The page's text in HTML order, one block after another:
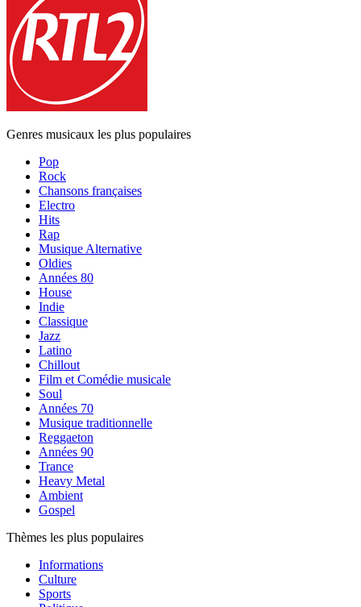
Genres musicaux les plus populaires
Pop
Rock
Chansons françaises
Electro
Hits
Rap
Musique Alternative
Oldies
Années 80
House
Indie
Classique
Jazz
Latino
Chillout
Film et Comédie musicale
Soul
Années 70
Musique traditionnelle
Reggaeton
Années 90
Trance
Heavy Metal
Ambient
Gospel
Thèmes les plus populaires
Informations
Culture
Sports